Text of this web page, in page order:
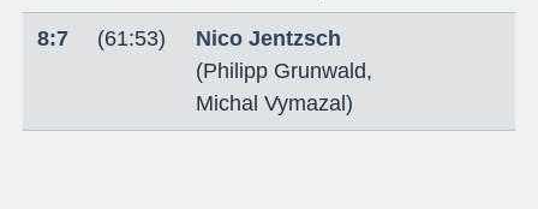
8:7 (61:53)
Nico Jentzsch
(Philipp Grunwald,
Michal Vymazal)